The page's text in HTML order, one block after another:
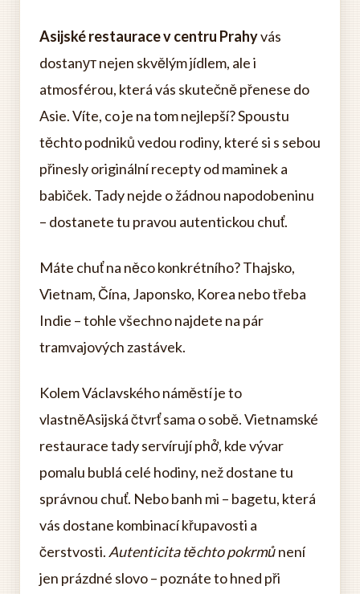
Asijské restaurace v centru Prahyvás
dostanут nejen skvělým jídlem, ale i
atmosférou, která vás skutečně přenese do
Asie. Víte, co je na tom nejlepší? Spoustu
těchto podniků vedou rodiny, které si s sebou
přinesly originální recepty od maminek a
babiček. Tady nejde o žádnou napodobeninu
– dostanete tu pravou autentickou chuť.
Máte chuť na něco konkrétního? Thajsko,
Vietnam, Čína, Japonsko, Korea nebo třeba
Indie – tohle všechno najdete na pár
tramvajových zastávek.
Kolem Václavského náměstí je to
vlastněAsijská čtvrť sama o sobě. Vietnamské
restaurace tady servírují phở, kde vývar
pomalu bublá celé hodiny, než dostane tu
správnou chuť. Nebo banh mi – bagetu, která
vás dostane kombinací křupavosti a
čerstvosti. Autenticita těchto pokrmůnení
jen prázdné slovo – poznáte to hned při